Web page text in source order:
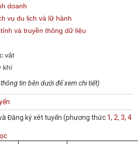
doanh
vụ du lịch và lữ hành
và truyền thông dữ liệu
vật
khí
tin bên dưới để xem chi tiết)
Đăng ký xét tuyển (phương thức 1,2,3, 4